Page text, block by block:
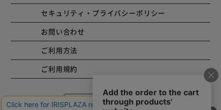
セキュリティ・プライバシーポリシー
お問い合わせ
ご利用方法
ご利用規約
コーポレートサイト